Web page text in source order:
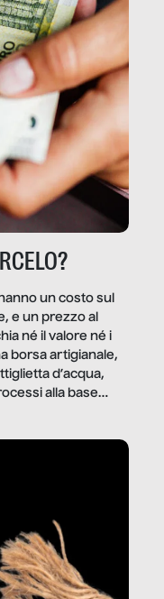
un costo sul
e un prezzo al
né il valore né i
borsa artigianale,
d’acqua,
alla base
la nostra vita